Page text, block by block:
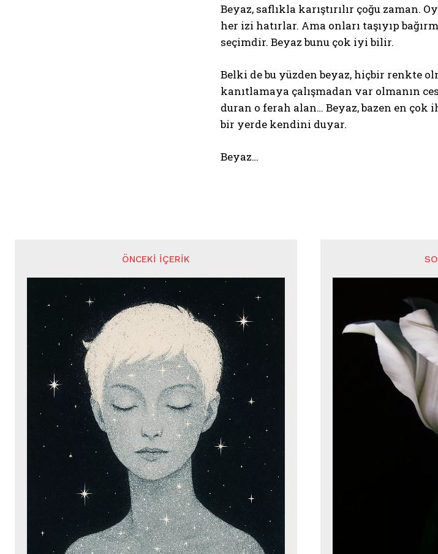
Beyaz, saflıkla karıştırılır çoğu zaman.
her izi hatırlar. Ama onları taşıyıp
seçimdir. Beyaz bunu çok iyi bilir.
Belki de bu yüzden beyaz, hiçbir renkte
kanıtlamaya çalışmadan var olmanın
duran o ferah alan… Beyaz, bazen en
bir yerde kendini duyar.
Beyaz…
ÖNCEKI İÇERIK